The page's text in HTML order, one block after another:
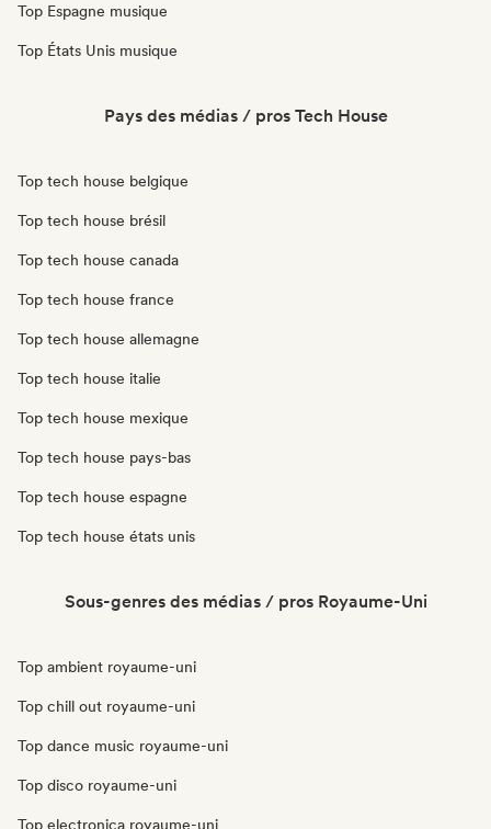
Top Espagne musique
Top États Unis musique
Pays des médias / pros Tech House
Top tech house belgique
Top tech house brésil
Top tech house canada
Top tech house france
Top tech house allemagne
Top tech house italie
Top tech house mexique
Top tech house pays-bas
Top tech house espagne
Top tech house états unis
Sous-genres des médias / pros Royaume-Uni
Top ambient royaume-uni
Top chill out royaume-uni
Top dance music royaume-uni
Top disco royaume-uni
Top electronica royaume-uni